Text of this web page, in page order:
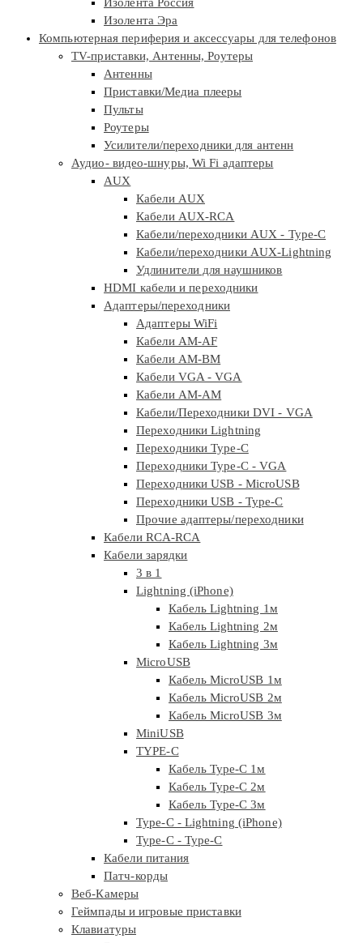
Изолента Россия
Изолента Эра
Компьютерная периферия и аксессуары для телефонов
TV-приставки, Антенны, Роутеры
Антенны
Приставки/Медиа плееры
Пульты
Роутеры
Усилители/переходники для антенн
Аудио- видео-шнуры, Wi Fi адаптеры
AUX
Кабели AUX
Кабели AUX-RCA
Кабели/переходники AUX - Type-C
Кабели/переходники AUX-Lightning
Удлинители для наушников
HDMI кабели и переходники
Адаптеры/переходники
Адаптеры WiFi
Кабели AM-AF
Кабели AM-BM
Кабели VGA - VGA
Кабели АМ-АМ
Кабели/Переходники DVI - VGA
Переходники Lightning
Переходники Type-C
Переходники Type-C - VGA
Переходники USB - MicroUSB
Переходники USB - Type-C
Прочие адаптеры/переходники
Кабели RCA-RCA
Кабели зарядки
3 в 1
Lightning (iPhone)
Кабель Lightning 1м
Кабель Lightning 2м
Кабель Lightning 3м
MicroUSB
Кабель MicroUSB 1м
Кабель MicroUSB 2м
Кабель MicroUSB 3м
MiniUSB
TYPE-C
Кабель Type-C 1м
Кабель Type-C 2м
Кабель Type-C 3м
Type-C - Lightning (iPhone)
Type-C - Type-C
Кабели питания
Патч-корды
Веб-Камеры
Геймпады и игровые приставки
Клавиатуры